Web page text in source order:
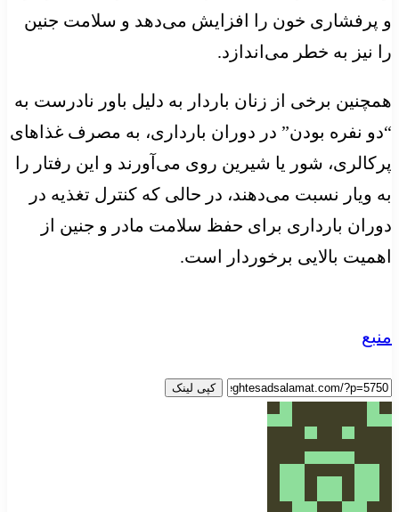
و پرفشاری خون را افزایش می‌دهد و سلامت جنین
را نیز به خطر می‌اندازد.
همچنین برخی از زنان باردار به دلیل باور نادرست به
“دو نفره بودن” در دوران بارداری، به مصرف غذاهای
پرکالری، شور یا شیرین روی می‌آورند و این رفتار را
به ویار نسبت می‌دهند، در حالی‌ که کنترل تغذیه در
دوران بارداری برای حفظ سلامت مادر و جنین از
اهمیت بالایی برخوردار است.
منبع
کپی لینک